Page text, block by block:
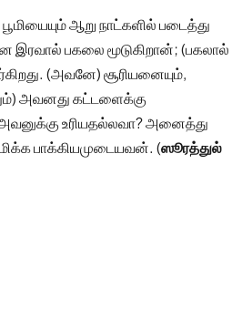
ஆறு நாட்களில் படைத்து
இரவால் பகலை மூடுகிறான்; (பகலால்
(அவனே) சூரியனையும்,
அவனது கட்டளைக்கு
உரியதல்லவா? அனைத்து
பாக்கியமுடையவன். (ஸூரத்துல்